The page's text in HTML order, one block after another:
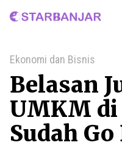
Home
Ekonomi dan Bisnis
Belasan
UMKM
Sudah